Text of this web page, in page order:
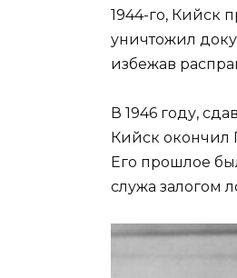
1944-го, Кийск
уничтожил
избежав
В 1946 году,
Кийск окончил
Его прошлое
служа залогом